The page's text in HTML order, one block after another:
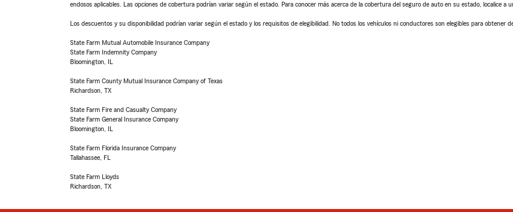
endosos aplicables. Las opciones de cobertura podrían variar según el estado. Para conocer más acerca de la cobertura del seguro de auto en su estado, localice a
Los descuentos y su disponibilidad podrían variar según el estado y los requisitos de elegibilidad. No todos los vehículos ni conductores son elegibles para obtener
State Farm Mutual Automobile Insurance Company
State Farm Indemnity Company
Bloomington, IL
State Farm County Mutual Insurance Company of Texas
Richardson, TX
State Farm Fire and Casualty Company
State Farm General Insurance Company
Bloomington, IL
State Farm Florida Insurance Company
Tallahassee, FL
State Farm Lloyds
Richardson, TX